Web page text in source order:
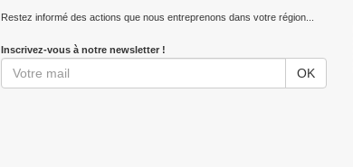
Restez informé des actions que nous entreprenons dans votre région...
Inscrivez-vous à notre newsletter !